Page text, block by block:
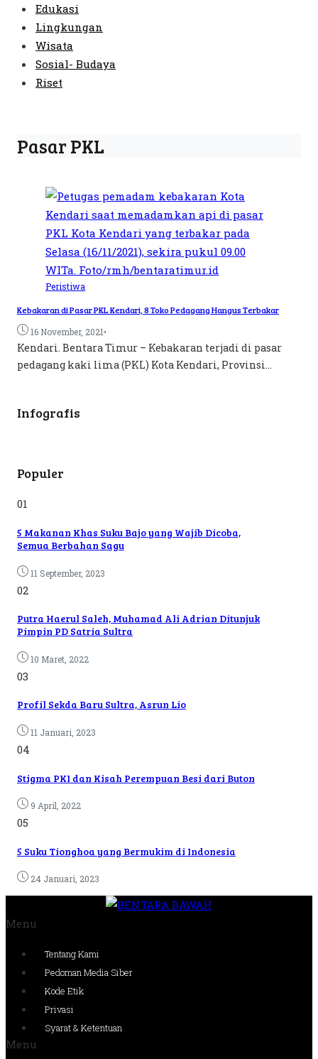
Edukasi
Lingkungan
Wisata
Sosial- Budaya
Riset
Pasar PKL
Peristiwa
Kebakaran di Pasar PKL Kendari, 8 Toko Pedagang Hangus Terbakar
16 November, 2021•
Kendari. Bentara Timur – Kebakaran terjadi di pasar
pedagang kaki lima (PKL) Kota Kendari, Provinsi...
Infografis
Populer
01
5 Makanan Khas Suku Bajo yang Wajib Dicoba,
Semua Berbahan Sagu
11 September, 2023
02
Putra Haerul Saleh, Muhamad Ali Adrian Ditunjuk
Pimpin PD Satria Sultra
10 Maret, 2022
03
Profil Sekda Baru Sultra, Asrun Lio
11 Januari, 2023
04
Stigma PKI dan Kisah Perempuan Besi dari Buton
9 April, 2022
05
5 Suku Tionghoa yang Bermukim di Indonesia
24 Januari, 2023
Menu
Tentang Kami
Pedoman Media Siber
Kode Etik
Privasi
Syarat & Ketentuan
Menu